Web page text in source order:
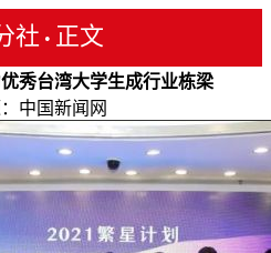
社 • 正文
秀台湾大学生成行业栋梁
中国新闻网